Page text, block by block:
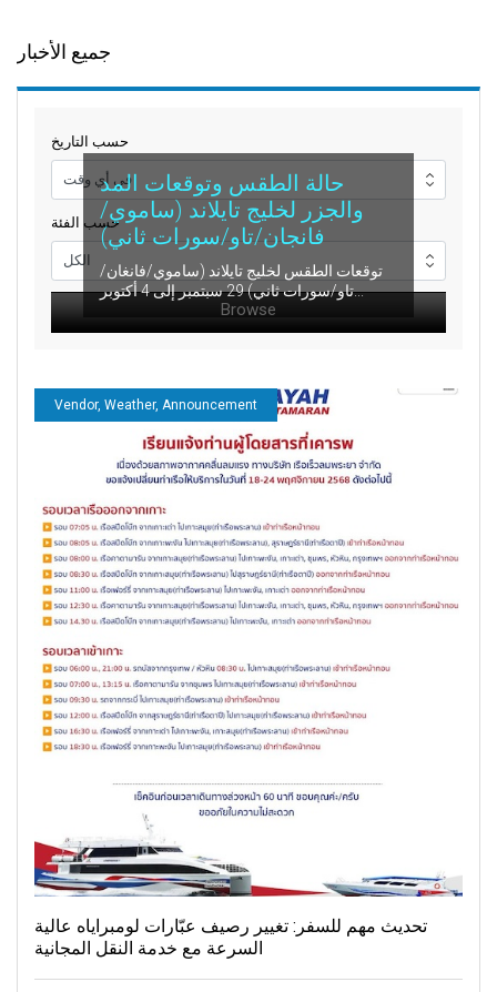
حالة الطقس وتوقعات المد
والجزر لخليج تايلاند (ساموي/
فانجان/تاو/سورات ثاني)
توقعات الطقس لخليج تايلاند (ساموي/فانغان/
تاو/سورات ثاني) 29 سبتمبر إلى 4 أكتوبر...
حالة الطقس وتوقعات المد
والجزر لخليج تايلاند (ساموي/
فانجان/تاو/سورات ثاني)
توقعات الطقس لخليج تايلاند (ساموي/فانجان/
جميع الأخبار
حسب التاريخ
حسب الفئة
Vendor, Weather, Announcement
تحديث مهم للسفر: تغيير رصيف عبّارات لومبراياه عالية
السرعة مع خدمة النقل المجانية